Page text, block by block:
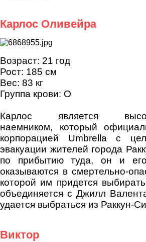
Карлос Оливейра
Возраст: 21 год
Рост: 185 см
Вес: 83 кг
Группа крови: O
Карлос является
наемником, который
корпорацией Umbrella с
эвакуации жителей города
по прибытию туда, он и
оказываются в смертельно-
которой им придется
объединяется с Джилл
удается выбраться из Раккун-
Виктор